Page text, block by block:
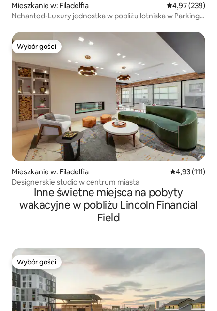
Mieszkanie w: Filadelfia Średnia
4,97 (239)
Nchanted-Luxury jednostka w pobliżu lotniska w Parking
Wybór gości
Wybór gości
Mieszkanie w: Filadelfia Średnia
4,93 (111)
Designerskie studio w centrum miasta
Inne świetne miejsca na pobyty
wakacyjne w pobliżu Lincoln Financial
Field
Wybór gości
Wybór gości